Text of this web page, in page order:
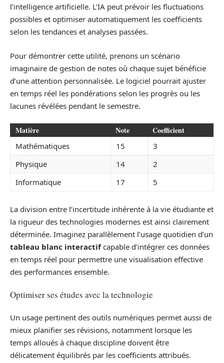
l’intelligence artificielle. L’IA peut prévoir les fluctuations
possibles et optimiser automatiquement les coefficients
selon les tendances et analyses passées.
Pour démontrer cette utilité, prenons un scénario
imaginaire de gestion de notes où chaque sujet bénéficie
d’une attention personnalisée. Le logiciel pourrait ajuster
en temps réel les pondérations selon les progrès ou les
lacunes révélées pendant le semestre.
Matière Note Coefficient
Mathématiques 15
3
Physique
14
2
Informatique
17 5
La division entre l’incertitude inhérente à la vie étudiante et
la rigueur des technologies modernes est ainsi clairement
déterminée. Imaginez parallèlement l’usage quotidien d’un
tableau blanc interactifcapable d’intégrer ces données
en temps réel pour permettre une visualisation effective
des performances ensemble.
Optimiser ses études avec la technologie
Un usage pertinent des outils numériques permet aussi de
mieux planifier ses révisions, notamment lorsque les
temps alloués à chaque discipline doivent être
délicatement équilibrés par les coefficients attribués.